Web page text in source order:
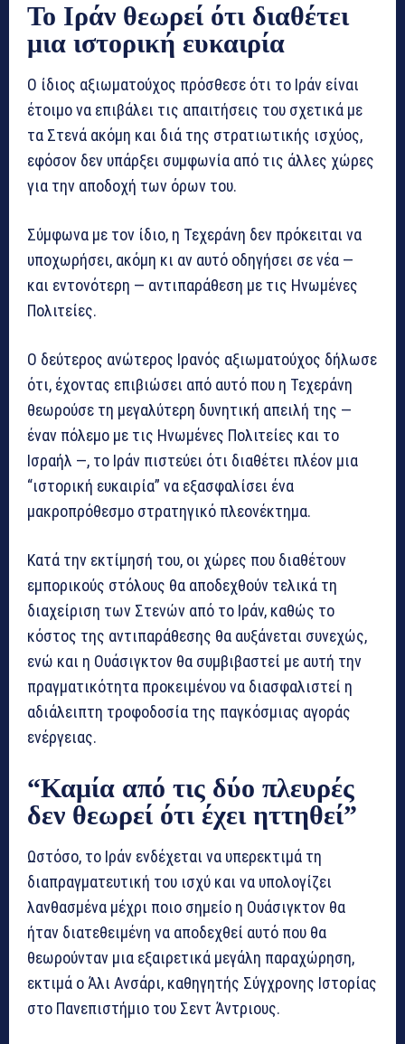
Το Ιράν θεωρεί ότι διαθέτει
μια ιστορική ευκαιρία
Ο ίδιος αξιωματούχος πρόσθεσε ότι το Ιράν είναι
έτοιμο να επιβάλει τις απαιτήσεις του σχετικά με
τα Στενά ακόμη και διά της στρατιωτικής ισχύος,
εφόσον δεν υπάρξει συμφωνία από τις άλλες χώρες
για την αποδοχή των όρων του.
Σύμφωνα με τον ίδιο, η Τεχεράνη δεν πρόκειται να
υποχωρήσει, ακόμη κι αν αυτό οδηγήσει σε νέα —
και εντονότερη — αντιπαράθεση με τις Ηνωμένες
Πολιτείες.
Ο δεύτερος ανώτερος Ιρανός αξιωματούχος δήλωσε
ότι, έχοντας επιβιώσει από αυτό που η Τεχεράνη
θεωρούσε τη μεγαλύτερη δυνητική απειλή της —
έναν πόλεμο με τις Ηνωμένες Πολιτείες και το
Ισραήλ —, το Ιράν πιστεύει ότι διαθέτει πλέον μια
“ιστορική ευκαιρία” να εξασφαλίσει ένα
μακροπρόθεσμο στρατηγικό πλεονέκτημα.
Κατά την εκτίμησή του, οι χώρες που διαθέτουν
εμπορικούς στόλους θα αποδεχθούν τελικά τη
διαχείριση των Στενών από το Ιράν, καθώς το
κόστος της αντιπαράθεσης θα αυξάνεται συνεχώς,
ενώ και η Ουάσιγκτον θα συμβιβαστεί με αυτή την
πραγματικότητα προκειμένου να διασφαλιστεί η
αδιάλειπτη τροφοδοσία της παγκόσμιας αγοράς
ενέργειας.
“Καμία από τις δύο πλευρές
δεν θεωρεί ότι έχει ηττηθεί”
Ωστόσο, το Ιράν ενδέχεται να υπερεκτιμά τη
διαπραγματευτική του ισχύ και να υπολογίζει
λανθασμένα μέχρι ποιο σημείο η Ουάσιγκτον θα
ήταν διατεθειμένη να αποδεχθεί αυτό που θα
θεωρούνταν μια εξαιρετικά μεγάλη παραχώρηση,
εκτιμά ο Άλι Ανσάρι, καθηγητής Σύγχρονης Ιστορίας
στο Πανεπιστήμιο του Σεντ Άντριους.